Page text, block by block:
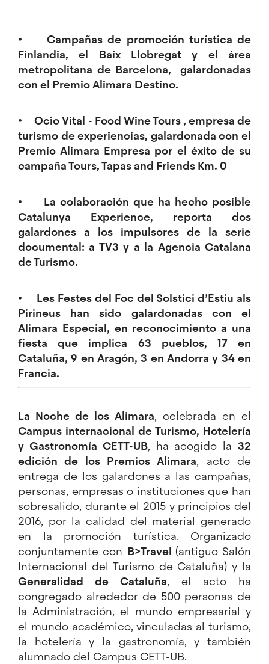
• Campañas de promoción turística de
Finlandia, el Baix Llobregat y el área
metropolitana de Barcelona, galardonadas
con el Premio Alimara Destino.
• Ocio Vital - Food Wine Tours , empresa de
turismo de experiencias, galardonada con el
Premio Alimara Empresa por el éxito de su
campaña Tours, Tapas and Friends Km. 0
• La colaboración que ha hecho posible
Catalunya Experience, reporta dos
galardones a los impulsores de la serie
documental: a TV3 y a la Agencia Catalana
de Turismo.
• Les Festes del Foc del Solstici d’Estiu als
Pirineus han sido galardonadas con el
Alimara Especial, en reconocimiento a una
fiesta que implica 63 pueblos, 17 en
Cataluña, 9 en Aragón, 3 en Andorra y 34 en
Francia.
La Noche de los Alimara, celebrada en el
Campus internacional de Turismo, Hotelería
y Gastronomía CETT-UB, ha acogido la32
edición de los Premios Alimara, acto de
entrega de los galardones a las campañas,
personas, empresas o instituciones que han
sobresalido, durante el 2015 y principios del
2016, por la calidad del material generado
en la promoción turística. Organizado
conjuntamente con B>Travel (antiguo Salón
Internacional del Turismo de Cataluña) y la
Generalidad de Cataluña, el acto ha
congregado alrededor de 500 personas de
la Administración, el mundo empresarial y
el mundo académico, vinculadas al turismo,
la hotelería y la gastronomía, y también
alumnado del Campus CETT-UB.